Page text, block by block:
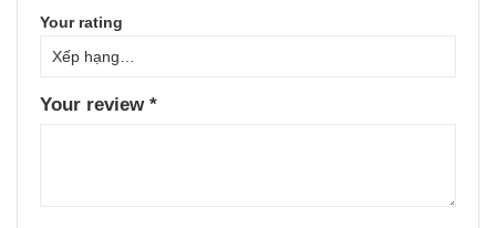
Your rating
Your review *